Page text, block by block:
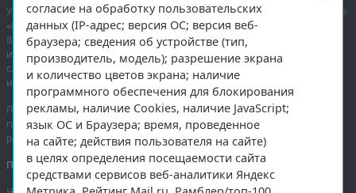
Учредитель — общество с ограниченной ответственностью «Агентство
«Правда Севера».
Выписка из реестра зарегистрированных средств массовой
информации:ЭЛ № ФС 77-74226 от 09.11.2018 выдано Федеральной
службой по надзору в сфере связи, информационных технологий
и массовых коммуникаций (Роскомнадзор).
При полном или частичном использовании любых материалов
гиперссылка на region29.ruобязательна. Копирование материалов без
разрешения администрации сайта запрещено.
Правовая информация.
согласие на обработку пользовательских
данных (IP-адрес; версия ОС; версия веб-
браузера; сведения об устройстве (тип,
производитель, модель); разрешение экрана
и количество цветов экрана; наличие
программного обеспечения для блокирования
рекламы, наличие Cookies, наличие JavaScript;
язык ОС и Браузера; время, проведенное
на сайте; действия пользователя на сайте)
в целях определения посещаемости сайта
средствами сервисов веб-аналитики Яндекс